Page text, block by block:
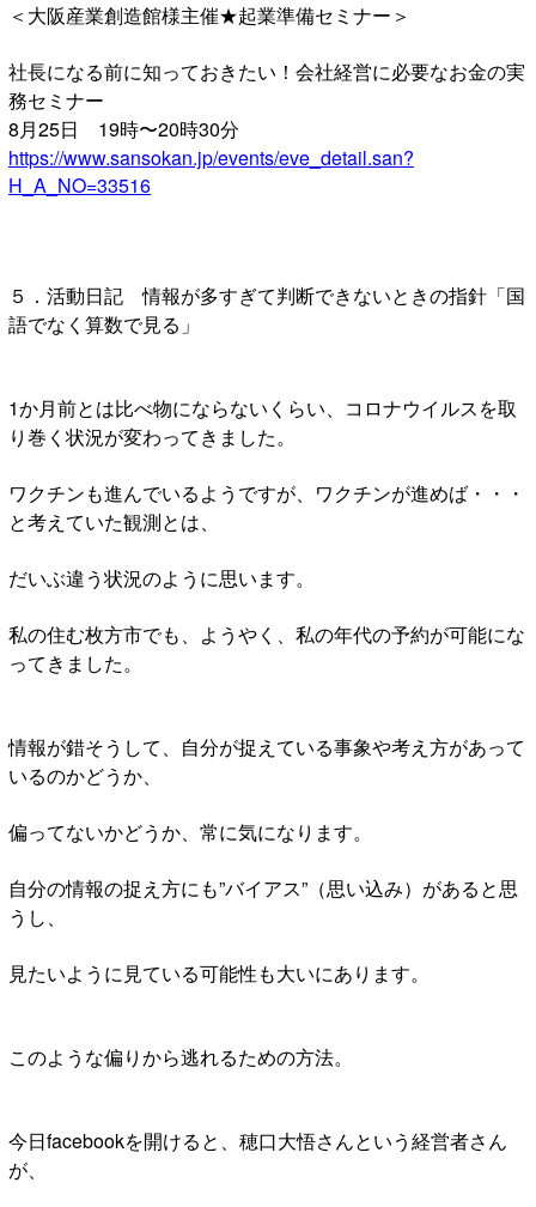
＜大阪産業創造館様主催★起業準備セミナー＞
社長になる前に知っておきたい！会社経営に必要なお金の実
務セミナー
8月25日 19時〜20時30分
https://www.sansokan.jp/events/eve_detail.san?
H_A_NO=33516
５．活動日記 情報が多すぎて判断できないときの指針「国
語でなく算数で見る」
1か月前とは比べ物にならないくらい、コロナウイルスを取
り巻く状況が変わってきました。
ワクチンも進んでいるようですが、ワクチンが進めば・・・
と考えていた観測とは、
だいぶ違う状況のように思います。
私の住む枚方市でも、ようやく、私の年代の予約が可能にな
ってきました。
情報が錯そうして、自分が捉えている事象や考え方があって
いるのかどうか、
偏ってないかどうか、常に気になります。
自分の情報の捉え方にも”バイアス”（思い込み）があると思
うし、
見たいように見ている可能性も大いにあります。
このような偏りから逃れるための方法。
今日facebookを開けると、穂口大悟さんという経営者さん
が、